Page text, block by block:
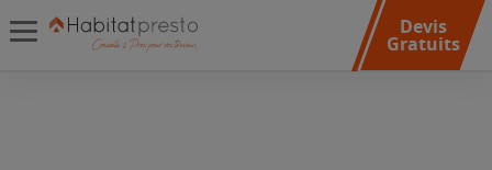
Devis
Gratuits